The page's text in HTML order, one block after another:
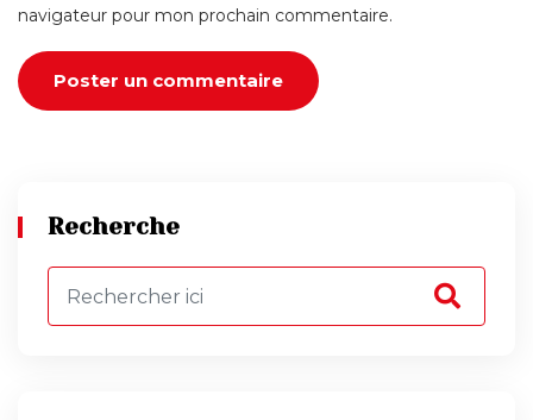
navigateur pour mon prochain commentaire.
Recherche